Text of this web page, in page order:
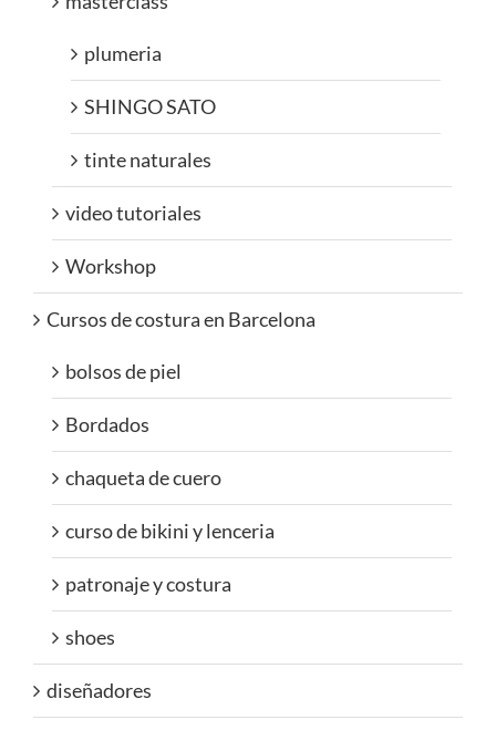
plumeria
SHINGO SATO
tinte naturales
video tutoriales
Workshop
Cursos de costura en Barcelona
bolsos de piel
Bordados
chaqueta de cuero
curso de bikini y lenceria
patronaje y costura
shoes
diseñadores